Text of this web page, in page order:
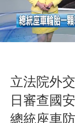
立法院外
日 審查國
總統座車